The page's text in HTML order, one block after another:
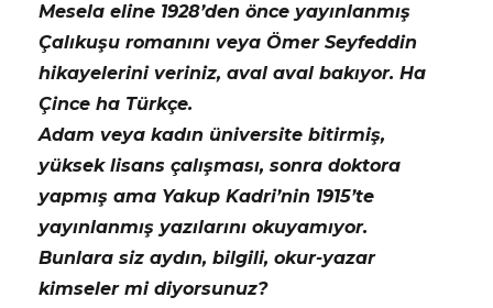
Mesela eline 1928’den önce yayınlanmış
Çalıkuşu romanını veya Ömer Seyfeddin
hikayelerini veriniz, aval aval bakıyor. Ha
Çince ha Türkçe.
Adam veya kadın üniversite bitirmiş,
yüksek lisans çalışması, sonra doktora
yapmış ama Yakup Kadri’nin 1915’te
yayınlanmış yazılarını okuyamıyor.
Bunlara siz aydın, bilgili, okur-yazar
kimseler mi diyorsunuz?